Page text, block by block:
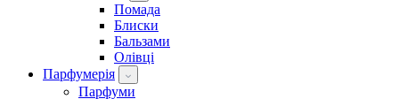
Помада
Блиски
Бальзами
Олівці
Парфумерія
Парфуми